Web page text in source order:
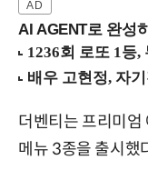
AI AGENT로 완성
더벤티는 프리미
메뉴 3종을 출시했